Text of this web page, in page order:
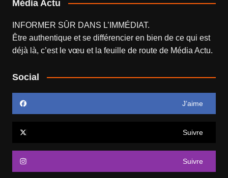
Média Actu
INFORMER SÛR DANS L’IMMÉDIAT.
Être authentique et se différencier en bien de ce qui est
déjà là, c’est le vœu et la feuille de route de Média Actu.
Social
J’aime
Suivre
Suivre